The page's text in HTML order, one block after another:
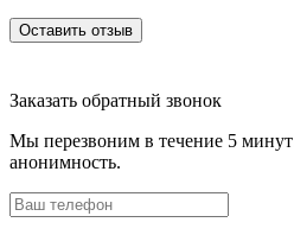
Оставить отзыв
Заказать обратный звонок
Мы перезвоним в течение 5
анонимность.